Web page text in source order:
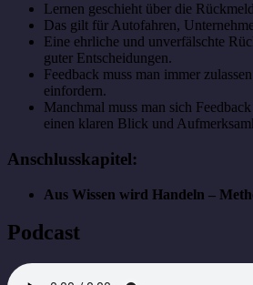
Lernen geschieht über die
Das gilt für Autofahren,
Eine ehrliche und unverfälschte
guter Entscheidungen.
Feedback muss man immer
einfordern.
Manchmal muss man sich
einen klaren Blick und
Anschlusskapitel:
Aus Wissen wird Handeln –
Podcast